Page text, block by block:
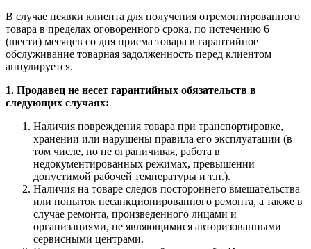
В случае неявки клиента для получения отремонтированного
товара в пределах оговоренного срока, по истечению 6
(шести) месяцев со дня приема товара в гарантийное
обслуживание товарная задолженность перед клиентом
аннулируется.
1. Продавец не несет гарантийных обязательств в
следующих случаях:
Наличия повреждения товара при транспортировке,
хранении или нарушены правила его эксплуатации (в
том числе, но не ограничивая, работа в
недокументированных режимах, превышении
допустимой рабочей температуры и т.п.).
Наличия на товаре следов постороннего вмешательства
или попыток несанкционированного ремонта, а также в
случае ремонта, произведенного лицами и
организациями, не являющимися авторизованными
сервисными центрами.